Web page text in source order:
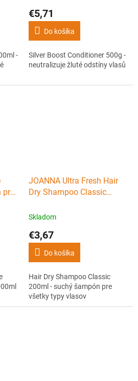
-
€5,71
Do košíka
Silver Boost Conditioner 500g -
neutralizuje žluté odstíny vlasů
pre
JOANNA Ultra Fresh Hair
Dry Shampoo Classic
všetky typy vlasov
Skladom
€3,67
Do košíka
Hair Dry Shampoo Classic
200ml - suchý šampón pre
všetky typy vlasov